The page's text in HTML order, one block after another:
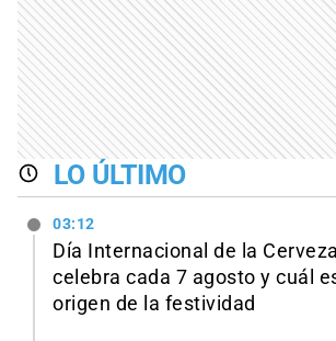
LO ÚLTIMO
03:12
Día Internacional de la
celebra cada 7 agosto y cuál
origen de la festividad